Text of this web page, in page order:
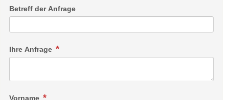
Betreff der Anfrage
Ihre Anfrage
Vorname